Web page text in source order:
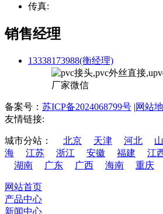
传真:
销售经理
13338173988(衡经理)
备案号： 苏ICP备2024068799号 |网站
友情链接:
城市分站： 北京 天津 河北
海
江苏 浙江 安徽 福建 江
湖南
广东 广西 海南 重庆
网站首页
产品中心
新闻中心